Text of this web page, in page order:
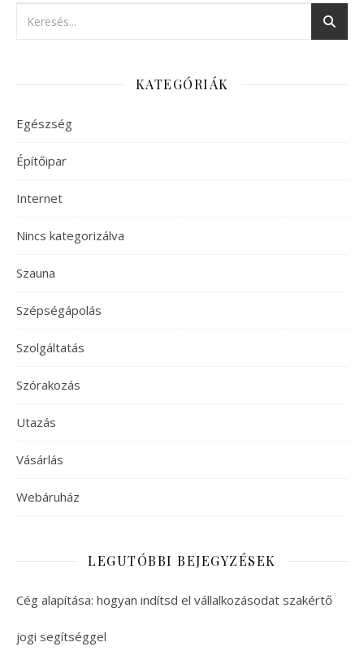
KATEGÓRIÁK
Egészség
Építőipar
Internet
Nincs kategorizálva
Szauna
Szépségápolás
Szolgáltatás
Szórakozás
Utazás
Vásárlás
Webáruház
LEGUTÓBBI BEJEGYZÉSEK
Cég alapítása: hogyan indítsd el vállalkozásodat szakértő
jogi segítséggel